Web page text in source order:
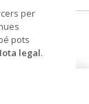
per
pots
legal.